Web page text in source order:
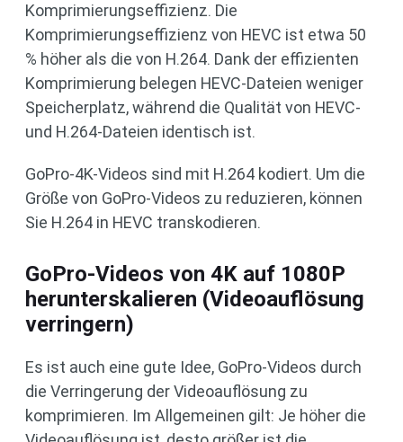
Komprimierungseffizienz. Die
Komprimierungseffizienz von HEVC ist etwa 50
% höher als die von H.264. Dank der effizienten
Komprimierung belegen HEVC-Dateien weniger
Speicherplatz, während die Qualität von HEVC-
und H.264-Dateien identisch ist.
GoPro-4K-Videos sind mit H.264 kodiert. Um die
Größe von GoPro-Videos zu reduzieren, können
Sie H.264 in HEVC transkodieren.
GoPro-Videos von 4K auf 1080P
herunterskalieren (Videoauflösung
verringern)
Es ist auch eine gute Idee, GoPro-Videos durch
die Verringerung der Videoauflösung zu
komprimieren. Im Allgemeinen gilt: Je höher die